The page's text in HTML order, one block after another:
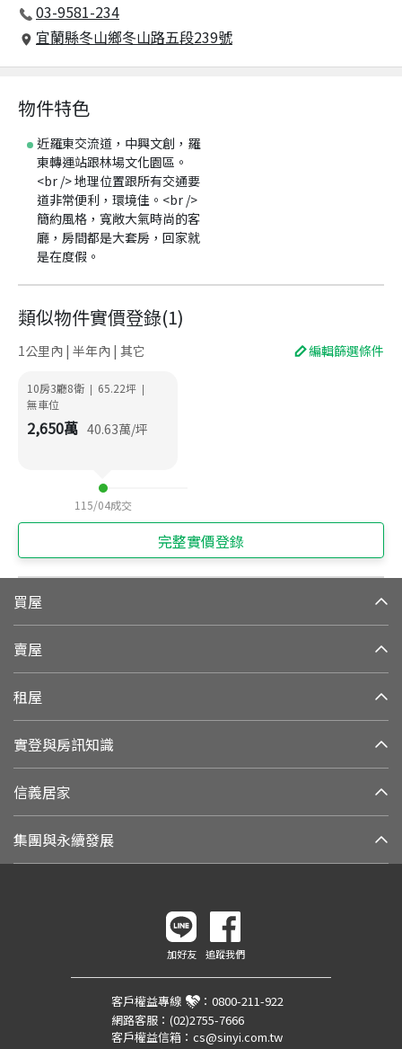
03-9581-234
宜蘭縣冬山鄉冬山路五段239號
物件特色
近羅東交流道，中興文創，羅
東轉運站跟林場文化園區。
<br /> 地理位置跟所有交通要
道非常便利，環境佳。<br />
簡約風格，寬敞大氣時尚的客
廳，房間都是大套房，回家就
是在度假。
類似物件實價登錄(1)
1公里內 | 半年內 | 其它 編輯篩選條件
10房3廳8衛 | 65.22坪 |
無車位
2,650萬 40.63萬/坪
115/04成交
完整實價登錄
買屋
賣屋
租屋
實登與房訊知識
信義居家
集團與永續發展
加好友 追蹤我們
客戶權益專線 ： 0800-211-922
網路客服： (02)2755-7666
客戶權益信箱： cs@sinyi.com.tw